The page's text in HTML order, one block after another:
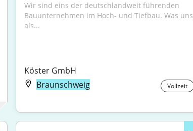
Wir sind eins der deutschlandweit führenden
Bauunternehmen im Hoch- und Tiefbau. Was uns
als...
Köster GmbH
Braunschweig
Vollzeit